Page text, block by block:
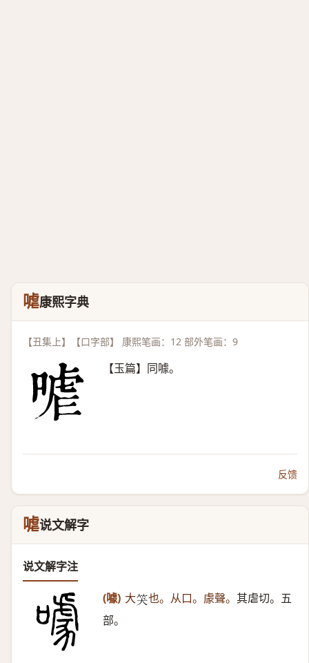
㖸康熙字典
【丑集上】【口字部】 康熙笔画：12 部外笔画：9
【玉篇】同噱。
反馈
㖸说文解字
说文解字注
(噱) 大𥬇 也。从口。豦聲。 其虐切。五
部。